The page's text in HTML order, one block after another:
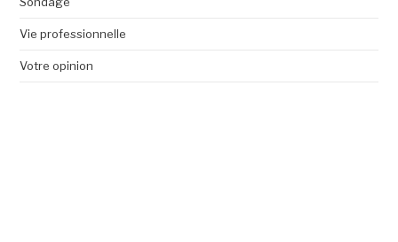
Vie professionnelle
Votre opinion